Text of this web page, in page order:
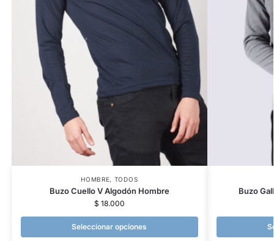
HOMBRE, TODOS
Buzo Cuello V Algodón Hombre
$ 18.000
Seleccionar opciones
Buzo